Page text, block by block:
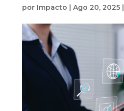
por Impacto | Ago 20, 2025|